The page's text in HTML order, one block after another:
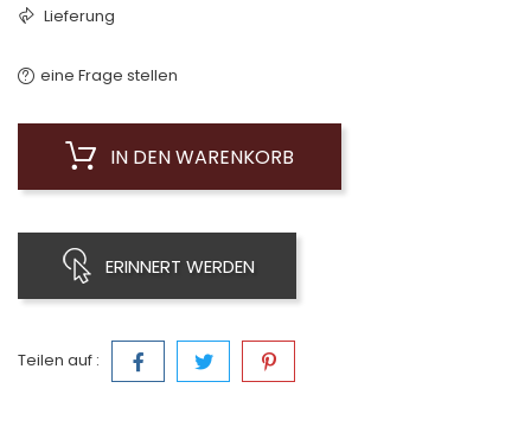
Lieferung
eine Frage stellen
IN DEN WARENKORB
ERINNERT WERDEN
Teilen auf :